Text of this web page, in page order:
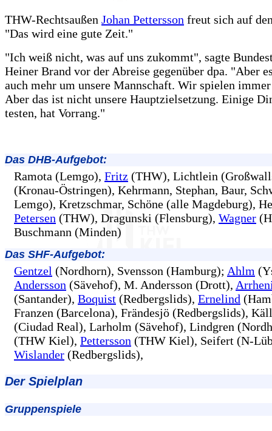
THW-Rechtsaußen Johan Pettersson freut sich auf
"Das wird eine gute Zeit."
"Ich weiß nicht, was auf uns zukommt", sagte
Heiner Brand vor der Abreise gegenüber dpa. "Aber
auch mehr um unsere Mannschaft. Wir spielen
Aber das ist nicht unsere Hauptzielsetzung. Einige
testen, hat Vorrang."
Das DHB-Aufgebot:
Ramota (Lemgo), Fritz (THW), Lichtlein
(Kronau-Östringen), Kehrmann, Stephan, Baur,
Lemgo), Kretzschmar, Schöne (alle Magdeburg),
Petersen (THW), Dragunski (Flensburg), Wagner
Buschmann (Minden)
Das SHF-Aufgebot:
Gentzel (Nordhorn), Svensson (Hamburg); Ahlm
Andersson (Sävehof), M. Andersson (Drott),
(Santander), Boquist (Redbergslids), Ernelind
Franzen (Barcelona), Frändesjö (Redbergslids),
(Ciudad Real), Larholm (Sävehof), Lindgren
(THW Kiel), Pettersson (THW Kiel), Seifert (N-
Wislander (Redbergslids),
Der Spielplan
Gruppenspiele